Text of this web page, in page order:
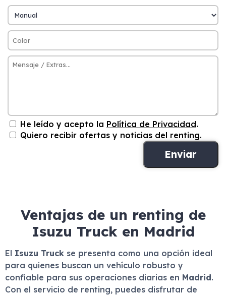
He leído y acepto la Política de Privacidad.
Quiero recibir ofertas y noticias del renting.
Ventajas de un renting de
Isuzu Truck en Madrid
El Isuzu Truck se presenta como una opción ideal
para quienes buscan un vehículo robusto y
confiable para sus operaciones diarias en Madrid.
Con el servicio de renting, puedes disfrutar de